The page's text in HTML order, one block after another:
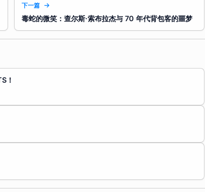
下一篇
毒蛇的微笑：查尔斯·索布拉杰与 70 年代背包客的噩梦
！